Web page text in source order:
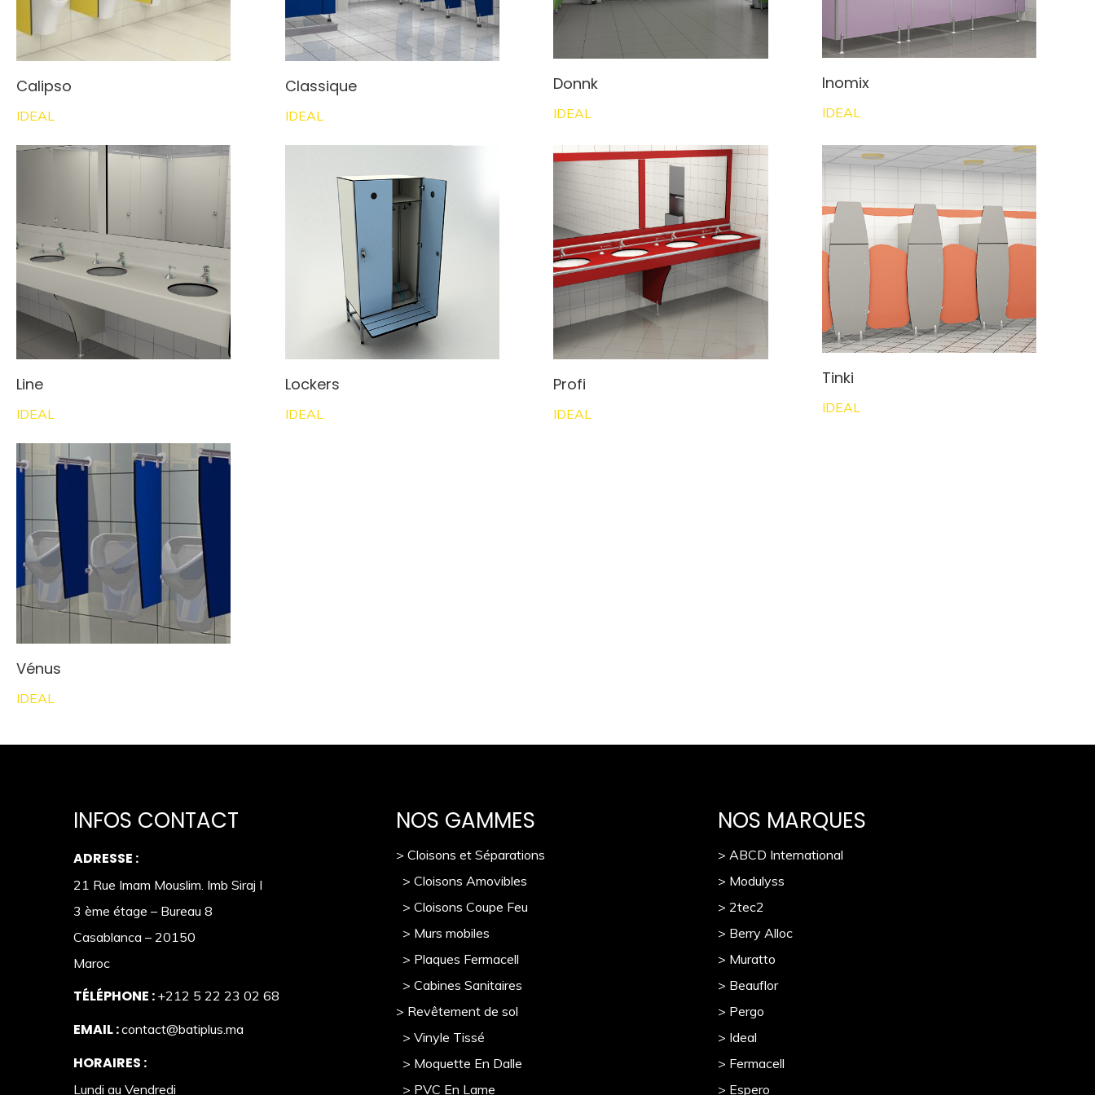
Calipso
IDEAL
Classique
IDEAL
Donnk
IDEAL
Inomix
IDEAL
Line
IDEAL
Lockers
IDEAL
Profi
IDEAL
Tinki
IDEAL
Vénus
IDEAL
INFOS CONTACT
ADRESSE :
21 Rue Imam Mouslim. Imb Siraj I
3 ème étage – Bureau 8
Casablanca – 20150
Maroc
TÉLÉPHONE : +212 5 22 23 02 68
EMAIL :contact@batiplus.ma
HORAIRES :
Lundi au Vendredi
NOS GAMMES
> Cloisons et Séparations
> Cloisons Amovibles
> Cloisons Coupe Feu
> Murs mobiles
> Plaques Fermacell
> Cabines Sanitaires
> Revêtement de sol
> Vinyle Tissé
> Moquette En Dalle
> PVC En Lame
NOS MARQUES
> ABCD International
> Modulyss
> 2tec2
> Berry Alloc
> Muratto
> Beauflor
> Pergo
> Ideal
> Fermacell
> Espero